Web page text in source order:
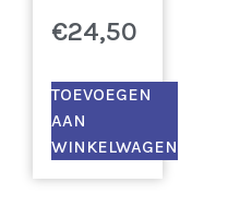
€24,50
TOEVOEGEN
AAN
WINKELWAGEN